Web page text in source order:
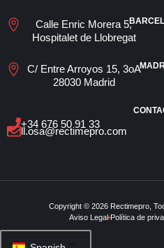
Calle Enric Morera 5,
Hospitalet de Llobregat
C/ Entre Arroyos 15, 3oA
28030 Madrid
+34 676 50 91 33
ll.osa@rectimepro.com
Copyright © 2026 Rectimepro,
Aviso Legal Política de